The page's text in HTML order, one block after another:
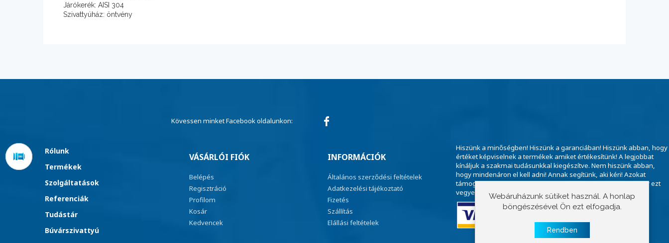
Járókerék: AISI 304
Szivattyúház: öntvény
Kövessen minket Facebook oldalunkon:
Rólunk
Termékek
Szolgáltatások
Referenciák
Tudástár
Búvárszivattyú
VÁSÁRLÓI FIÓK
Belépés
Regisztráció
Profilom
Kosár
Kedvencek
INFORMÁCIÓK
Általános szerződési feltételek
Adatkezelési tájékoztató
Fizetés
Szállítás
Elállási feltételek
Hiszünk a minőségben! Hiszünk a garanciában! Hiszünk abban, hogy
értéket képviselnek a termékek amiket értékesítünk! A legjobbat
kínáljuk a szakmai tudásunkkal kiegészítve. Nem hiszünk abban,
hogy mindenáron el kell adni! Annak segítünk, aki kéri! Azokat
támogatjuk, akik hisznek bennünk. "A szomszéd mondta, hogy ezt
vegyem" már a múlté! Ne ragadjon a múltban!
Webáruházunk sütiket használ. A honlap
böngészésével Ön ezt elfogadja.
Rendben